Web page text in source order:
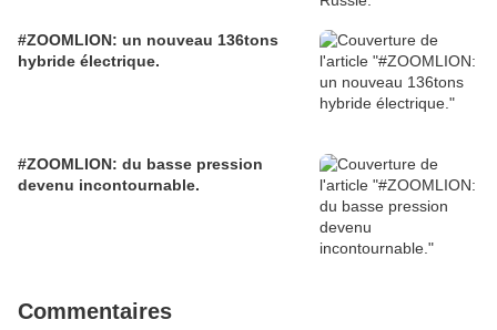
#ZOOMLION: un nouveau 136tons
hybride électrique.
#ZOOMLION: du basse pression
devenu incontournable.
Commentaires